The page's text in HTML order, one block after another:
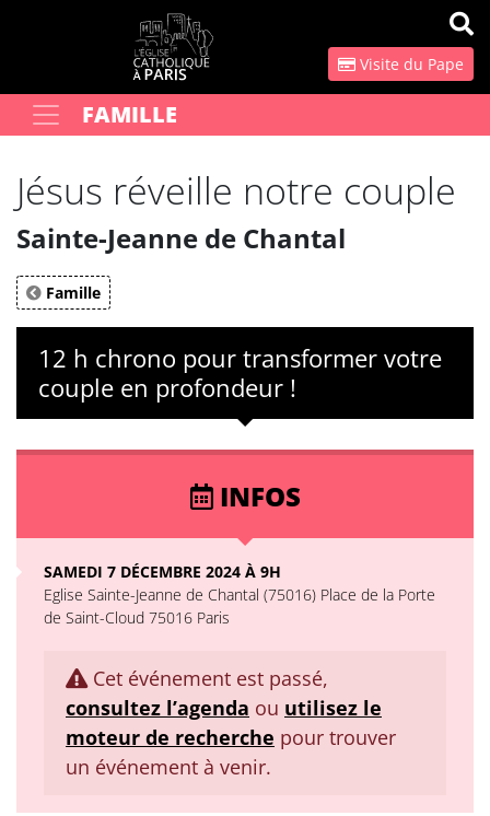
Visite du Pape
Votre rechercheFAMILLE
Jésus réveille notre couple
Sainte-Jeanne de Chantal
Famille
12 h chrono pour transformer votre
couple en profondeur !
INFOS
SAMEDI 7 DÉCEMBRE 2024 À 9H
Eglise Sainte-Jeanne de Chantal (75016) Place de la Porte
de Saint-Cloud 75016 Paris
Cet événement est passé,
consultez l’agenda ou utilisez le
moteur de recherche pour trouver
un événement à venir.
Panneau de gestion des cookies